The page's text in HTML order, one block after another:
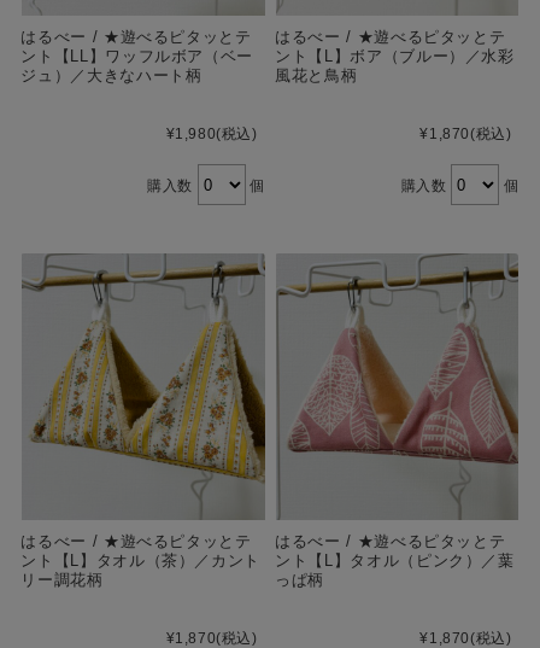
はるべー / ★遊べるピタッとテ
ント【LL】ワッフルボア（ベー
ジュ）／大きなハート柄
¥1,980(税込)
購入数 個
はるべー / ★遊べるピタッとテ
ント【L】ボア（ブルー）／水彩
風花と鳥柄
¥1,870(税込)
購入数 個
はるべー / ★遊べるピタッとテ
ント【L】タオル（茶）／カント
リー調花柄
¥1,870(税込)
はるべー / ★遊べるピタッとテ
ント【L】タオル（ピンク）／葉
っぱ柄
¥1,870(税込)